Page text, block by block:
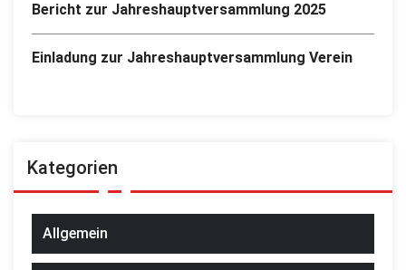
Bericht zur Jahreshauptversammlung 2025
Einladung zur Jahreshauptversammlung Verein
Kategorien
Allgemein